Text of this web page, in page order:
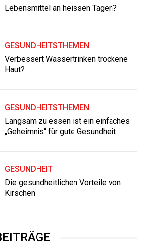
Lebensmittel an heissen Tagen?
GESUNDHEITSTHEMEN
Verbessert Wassertrinken trockene
Haut?
GESUNDHEITSTHEMEN
Langsam zu essen ist ein einfaches
„Geheimnis“ für gute Gesundheit
GESUNDHEIT
Die gesundheitlichen Vorteile von
Kirschen